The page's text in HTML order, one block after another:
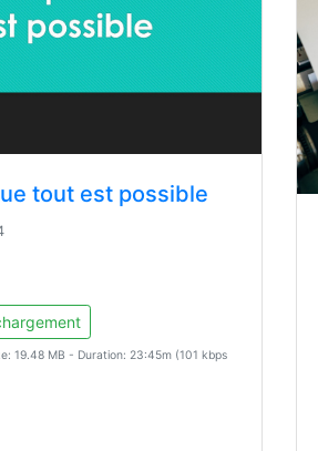
tout est possible
19.48 MB - Duration: 23:45m (101 kbps